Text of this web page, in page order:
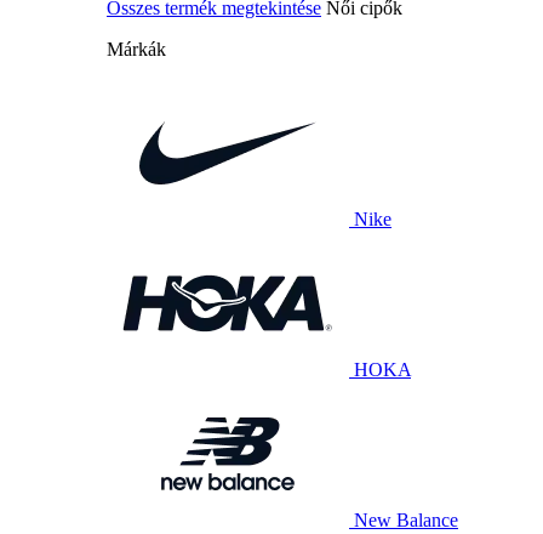
Összes termék megtekintése Női cipők
Márkák
Nike
HOKA
New Balance